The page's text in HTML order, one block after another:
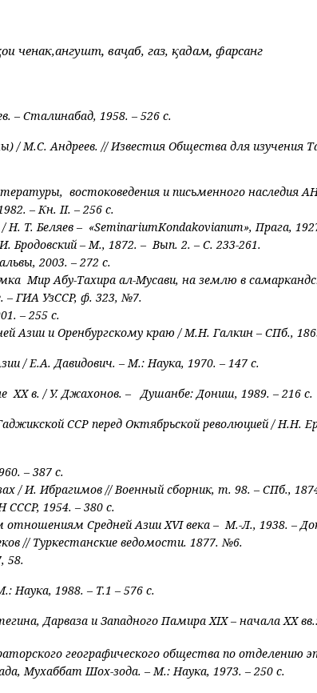
ченак,ангушт, ваҷаб, газ, қадам, фарсанг
– Сталинабад, 1958. – 526 с.
/ М.С. Андреев. // Известия Общества для изучения
востоковедения и письменного наследия
– Кн.II. – 256 с.
Н. Т. Беляев – «SeminariumKondakovianum», Прага,
– М., 1872. – Вып. 2. – С. 233-261.
2003. – 272 с.
Мир Абу-Тахира ал-Мусави, на землю в
– ГИА УзССР, ф. 323, №7.
– 255 с.
Азии и Оренбургскому краю / М.Н. Галкин – СПб.,
/ Е.А. Давидович. – М.: Наука, 1970. – 147 с.
XXв. / У. Джахонов. – Душанбе: Дониш, 1989. – 216 с.
ССР перед Октябрьской революцией / Н.Н.
– 387 с.
/ И. Ибрагимов // Военный сборник, т. 98. – СПб.,
1954. – 380 с.
отношениям Средней АзииXVIвека – М.-Л., 1938. –
// Туркестанские ведомости. 1877. №6.
58.
Наука, 1988. – Т.1 – 576 с.
Дарваза и Западного ПамираXIX– началаXX
географического общества по отделению
Мухаббат Шох-зода. – М.: Наука, 1973. – 250 с.